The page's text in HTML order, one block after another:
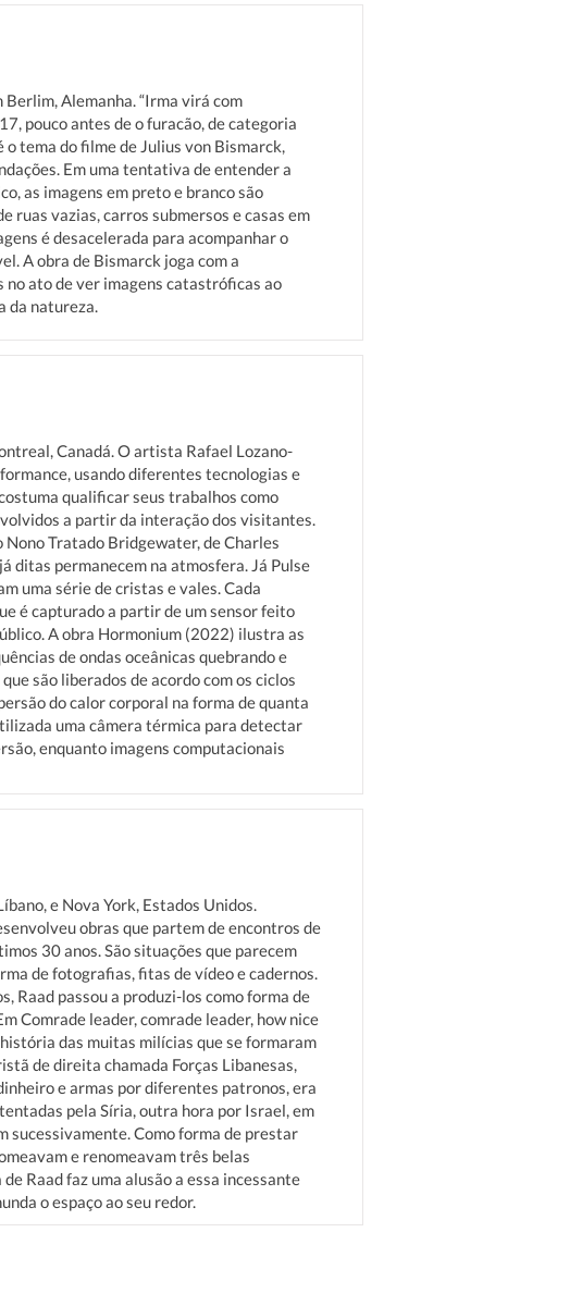
Alemanha. “Irma virá com
pouco antes de o furacão, de categoria
tema do filme de Julius von Bismarck,
Em uma tentativa de entender a
as imagens em preto e branco são
ruas vazias, carros submersos e casas em
é desacelerada para acompanhar o
A obra de Bismarck joga com a
ato de ver imagens catastróficas ao
da natureza.
Canadá. O artista Rafael Lozano-
usando diferentes tecnologias e
qualificar seus trabalhos como
a partir da interação dos visitantes.
Tratado Bridgewater, de Charles
ditas permanecem na atmosfera. Já Pulse
uma série de cristas e vales. Cada
é capturado a partir de um sensor feito
A obra Hormonium (2022) ilustra as
de ondas oceânicas quebrando e
são liberados de acordo com os ciclos
do calor corporal na forma de quanta
uma câmera térmica para detectar
enquanto imagens computacionais
e Nova York, Estados Unidos.
obras que partem de encontros de
30 anos. São situações que parecem
de fotografias, fitas de vídeo e cadernos.
Raad passou a produzi-los como forma de
Comrade leader, comrade leader, how nice
das muitas milícias que se formaram
de direita chamada Forças Libanesas,
e armas por diferentes patronos, era
pela Síria, outra hora por Israel, em
sucessivamente. Como forma de prestar
e renomeavam três belas
Raad faz uma alusão a essa incessante
o espaço ao seu redor.